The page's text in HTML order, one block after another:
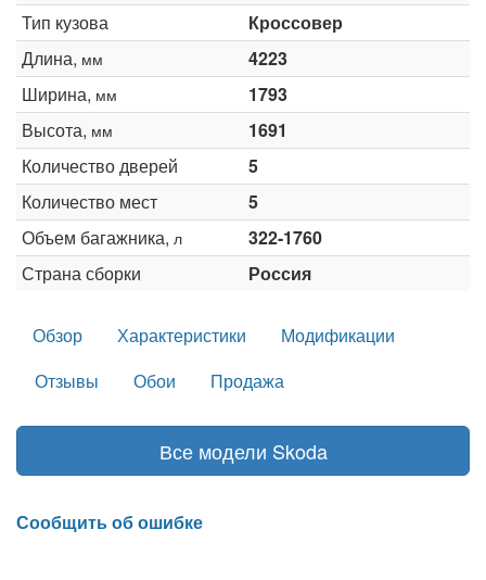
Тип кузова
Кроссовер
Длина, мм
4223
Ширина, мм
1793
Высота, мм
1691
Количество дверей
5
Количество мест
5
Объем багажника, л
322-1760
Страна сборки
Россия
Обзор Характеристики
Модификации
Отзывы
Обои Продажа
Все модели Skoda
Сообщить об ошибке